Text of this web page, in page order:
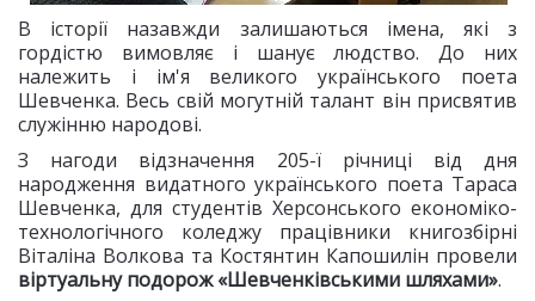
В історії назавжди залишаються імена, які з
гордістю вимовляє і шанує людство. До них
належить і ім'я великого українського поета
Шевченка. Весь свій могутній талант він присвятив
служінню народові.
З нагоди відзначення 205-ї річниці від дня
народження видатного українського поета Тараса
Шевченка, для студентів Херсонського економіко-
технологічного коледжу працівники книгозбірні
Віталіна Волкова та Костянтин Капошилін провели
віртуальну подорож «Шевченківськими шляхами».